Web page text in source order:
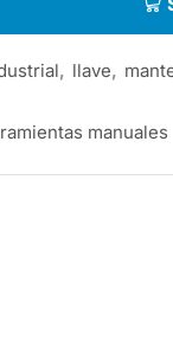
, llave,
manuales